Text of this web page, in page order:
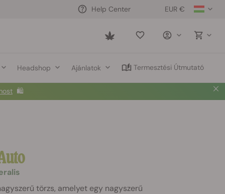
EUR €
Help Center
Saved
Headshop Ajánlatok Termesztési Útmutató
🛍️
törzs, amelyet egy nagyszerű